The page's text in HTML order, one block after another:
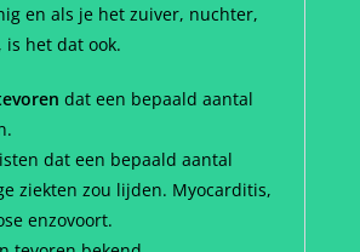
en als je het zuiver, nuchter,
het dat ook.
dat een bepaald aantal
dat een bepaald aantal
ziekten zou lijden. Myocarditis,
enzovoort.